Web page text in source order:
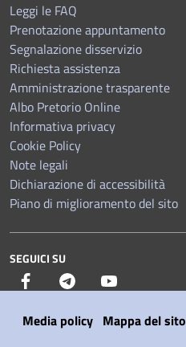
Leggi le FAQ
Prenotazione appuntamento
Segnalazione disservizio
Richiesta assistenza
Amministrazione trasparente
Albo Pretorio Online
Informativa privacy
Cookie Policy
Note legali
Dichiarazione di accessibilità
Piano di miglioramento del sito
SEGUICI SU
Facebook Telegram
Media policy Mappa del sito